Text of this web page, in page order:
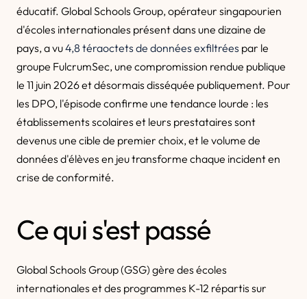
éducatif. Global Schools Group, opérateur singapourien
d'écoles internationales présent dans une dizaine de
pays, a vu4,8 téraoctets de données exfiltrées par le
groupe FulcrumSec, une compromission rendue publique
le 11 juin 2026 et désormais disséquée publiquement. Pour
les DPO, l'épisode confirme une tendance lourde : les
établissements scolaires et leurs prestataires sont
devenus une cible de premier choix, et le volume de
données d'élèves en jeu transforme chaque incident en
crise de conformité.
Ce qui s'est passé
Global Schools Group (GSG) gère des écoles
internationales et des programmes K-12 répartis sur